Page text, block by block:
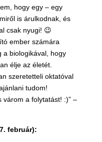
hogy egy – egy
is árulkodnak, és
csak nyugi! 😉
ember számára
a biologikával, hogy
élje az életét.
szeretetteli oktatóval
tudom!
várom a folytatást! :)” –
február):